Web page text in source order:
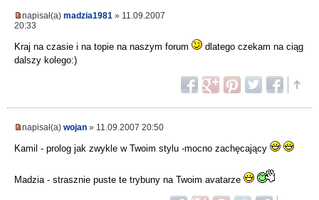
napisał(a) madzia1981 » 11.09.2007
20:33
Kraj na czasie i na topie na naszym forum
dlatego czekam na ciąg
dalszy kolego:)
napisał(a) wojan » 11.09.2007 20:50
Kamil - prolog jak zwykle w Twoim stylu -mocno zachęcający
Madzia - strasznie puste te trybuny na Twoim avatarze